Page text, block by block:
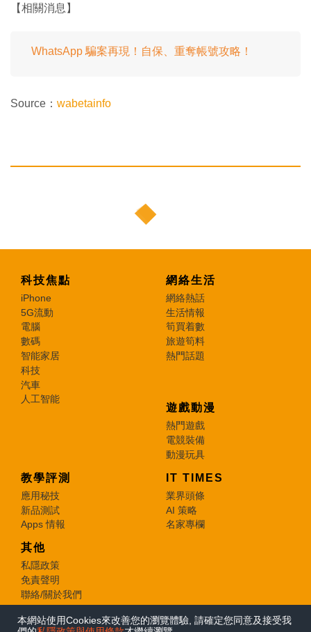
本網站使用Cookies來改善您的瀏覽體驗, 請確定您同意及接受我
【相關消息】
WhatsApp 騙案再現！自保、重奪帳號攻略！
Source： wabetainfo
科技焦點
iPhone
5G流動
電腦
數碼
智能家居
科技
汽車
人工智能
網絡生活
網絡熱話
生活情報
筍買着數
旅遊筍料
熱門話題
遊戲動漫
熱門遊戲
電競裝備
動漫玩具
教學評測
應用秘技
新品測試
Apps 情報
IT TIMES
業界頭條
AI 策略
名家專欄
其他
私隱政策
免責聲明
聯絡/關於我們
© 2026 e-zone. All Rights Reserved.